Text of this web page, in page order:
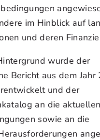
im Hinblick auf
und deren
wurde der
Bericht aus dem Jahr
und der
an die aktuellen
sowie an die